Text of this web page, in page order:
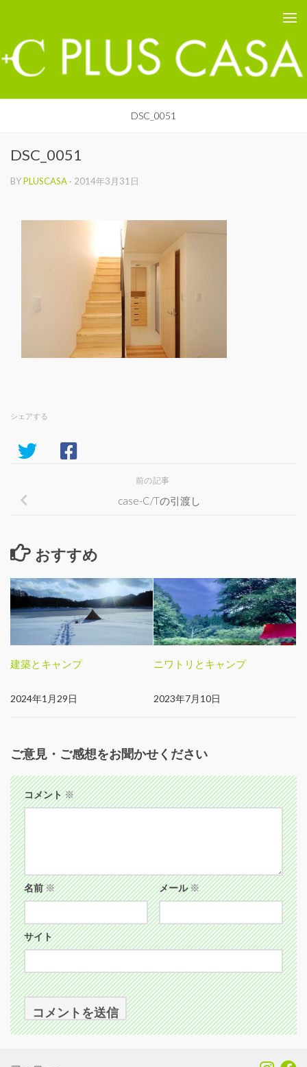
DSC_0051
DSC_0051
BYPLUSCASA · 2014年3月31日
シェアする
前の記事
case-C/Tの引渡し
おすすめ
建築とキャンプ
2024年1月29日
ニワトリとキャンプ
2023年7月10日
ご意見・ご感想をお聞かせください
コメント※
名前※ メール※
サイト